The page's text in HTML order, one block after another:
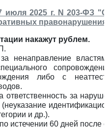
июля 2025 г. N 203-ФЗ
накажут рублем.
ненаправление
либо с
ответственность за
и др.).
истечении 60 дней после